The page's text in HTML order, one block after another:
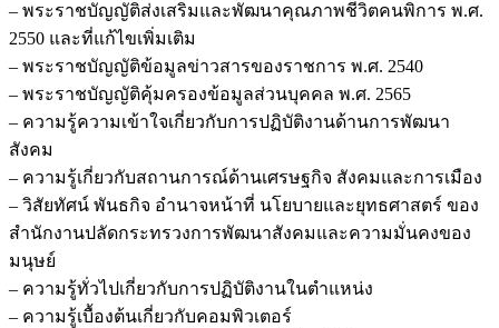
– พระราชบัญญัติส่งเสริมและพัฒนาคุณภาพชีวิตคนพิการ พ.ศ.
2550 และที่แก้ไขเพิ่มเติม
– พระราชบัญญัติข้อมูลข่าวสารของราชการ พ.ศ. 2540
– พระราชบัญญัติคุ้มครองข้อมูลส่วนบุคคล พ.ศ. 2565
– ความรู้ความเข้าใจเกี่ยวกับการปฏิบัติงานด้านการพัฒนา
สังคม
– ความรู้เกี่ยวกับสถานการณ์ด้านเศรษฐกิจ สังคมและการเมือง
– วิสัยทัศน์ พันธกิจ อำนาจหน้าที่ นโยบายและยุทธศาสตร์ ของ
สำนักงานปลัดกระทรวงการพัฒนาสังคมและความมั่นคงของ
มนุษย์
– ความรู้ทั่วไปเกี่ยวกับการปฏิบัติงานในตำแหน่ง
– ความรู้เบื้องต้นเกี่ยวกับคอมพิวเตอร์